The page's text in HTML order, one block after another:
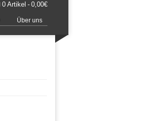
0 Artikel 0,00€
Über uns